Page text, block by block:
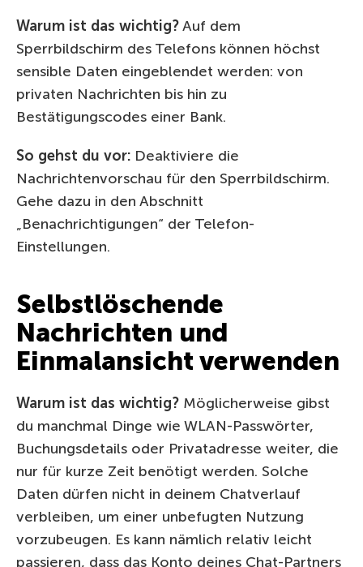
Warum ist das wichtig?Auf dem
Sperrbildschirm des Telefons können höchst
sensible Daten eingeblendet werden: von
privaten Nachrichten bis hin zu
Bestätigungscodes einer Bank.
So gehst du vor: Deaktiviere die
Nachrichtenvorschau für den Sperrbildschirm.
Gehe dazu in den Abschnitt
„Benachrichtigungen“ der Telefon-
Einstellungen.
Selbstlöschende
Nachrichten und
Einmalansicht verwenden
Warum ist das wichtig? Möglicherweise gibst
du manchmal Dinge wie WLAN-Passwörter,
Buchungsdetails oder Privatadresse weiter, die
nur für kurze Zeit benötigt werden. Solche
Daten dürfen nicht in deinem Chatverlauf
verbleiben, um einer unbefugten Nutzung
vorzubeugen. Es kann nämlich relativ leicht
passieren, dass das Konto deines Chat-Partners